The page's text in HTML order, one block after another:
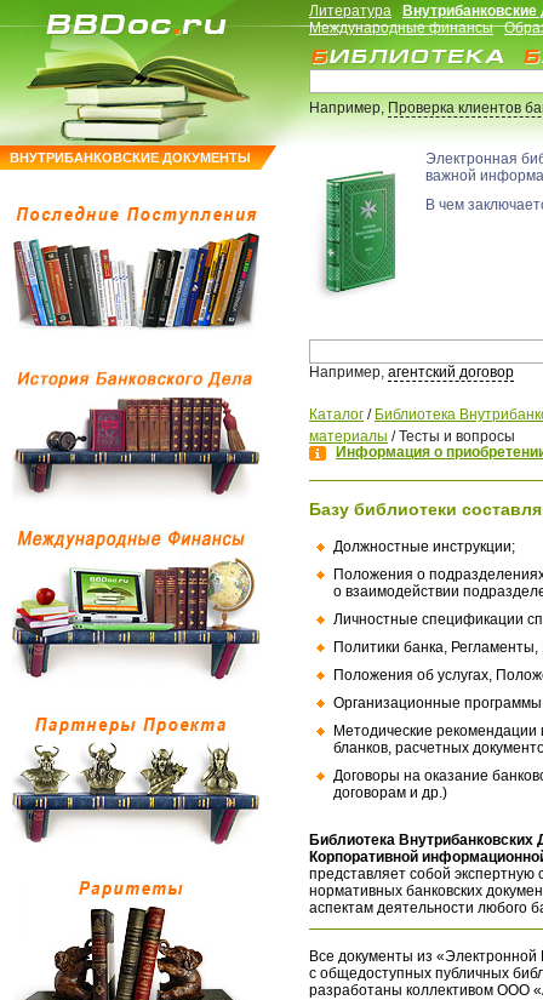
ВНУТРИБАНКОВСКИЕ ДОКУМЕНТЫ
Литература
Международные финансы
Например,Проверка клиентов
Электронная
важной
В чем
Например, агентский договор
Каталог / Библиотека
материалы /Тесты и вопросы
Информация о
Базу библиотеки
Должностные инструкции;
Положения о
о взаимодействии
Личностные спецификации
Политики банка,
Положения об услугах,
Организационные
Методические
бланков, расчетных
Договоры на оказание
договорам и др.)
Библиотека
Корпоративной
представляет собой экспертную
нормативных банковских
аспектам деятельности любого
Все документы из «Электронной
с общедоступных публичных
разработаны коллективом ООО